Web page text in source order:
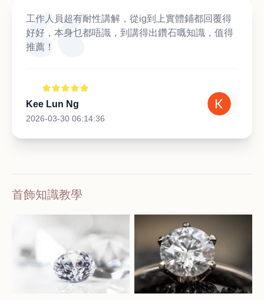
工作人員超有耐性講解，從ig到上實體鋪都回覆得
好好，本身乜都唔識，到講得出鑽石嘅知識，值得
推薦！
Kee Lun Ng
2026-03-30 06:14:36
首飾知識教學